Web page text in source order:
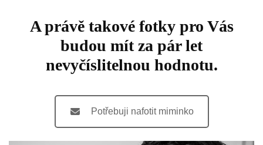
A právě takové fotky pro Vás
budou mít za pár let
nevyčíslitelnou hodnotu.
Potřebuji nafotit miminko